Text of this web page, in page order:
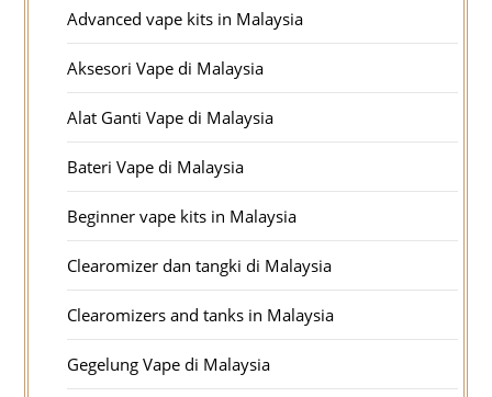
Advanced vape kits in Malaysia
Aksesori Vape di Malaysia
Alat Ganti Vape di Malaysia
Bateri Vape di Malaysia
Beginner vape kits in Malaysia
Clearomizer dan tangki di Malaysia
Clearomizers and tanks in Malaysia
Gegelung Vape di Malaysia